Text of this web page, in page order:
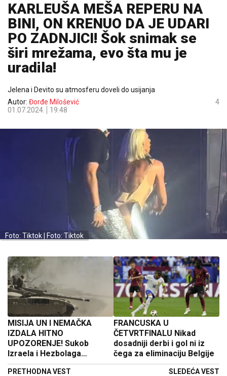
KARLEUŠA MEŠA REPERU NA
BINI, ON KRENUO DA JE UDARI
PO ZADNJICI! Šok snimak se
širi mrežama, evo šta mu je
uradila!
Jelena i Devito su atmosferu doveli do usijanja
Autor: Đorđe Milošević
01.07.2024.
19:48
4
Foto: Tiktok | Foto: Tiktok
MISIJA UN I NEMAČKA
IZDALA HITNO
UPOZORENJE! Sukob
Izraela i Hezbolaga
eskalira!
PRETHODNA VEST
FRANCUSKA U
ČETVRTFINALU Nikad
dosadniji derbi i gol ni iz
čega za eliminaciju Belgije
SLEDEĆA VEST